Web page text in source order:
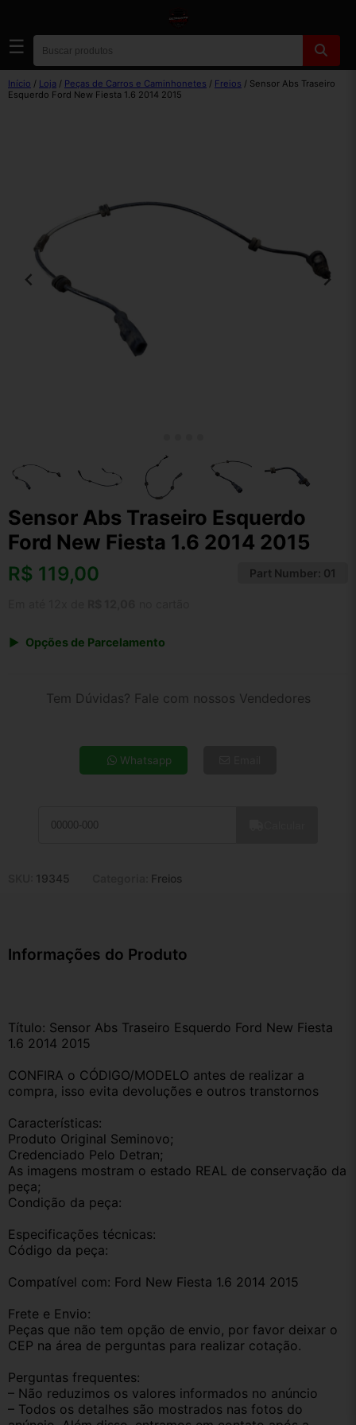
☰
Início / Loja / Peças de Carros e Caminhonetes / Freios / Sensor Abs Traseiro
Esquerdo Ford New Fiesta 1.6 2014 2015
Sensor Abs Traseiro Esquerdo
Ford New Fiesta 1.6 2014 2015
R$ 119,00 Part Number: 01
Opções de Parcelamento
5x de R$ 26,73
6x de R$ 22,54
9x de R$ 15,56
Tem Dúvidas? Fale com nossos Vendedores
Whatsapp
19345 Freios
Informações do Produto
Título: Sensor Abs Traseiro Esquerdo Ford New Fiesta
1.6 2014 2015
CONFIRA o CÓDIGO/MODELO antes de realizar a
compra, isso evita devoluções e outros transtornos
Características:
Produto Original Seminovo;
Credenciado Pelo Detran;
As imagens mostram o estado REAL de conservação da
peça;
Condição da peça:
Especificações técnicas:
Código da peça:
Compatível com: Ford New Fiesta 1.6 2014 2015
Frete e Envio:
Peças que não tem opção de envio, por favor deixar o
CEP na área de perguntas para realizar cotação.
Perguntas frequentes:
– Não reduzimos os valores informados no anúncio
– Todos os detalhes são mostrados nas fotos do